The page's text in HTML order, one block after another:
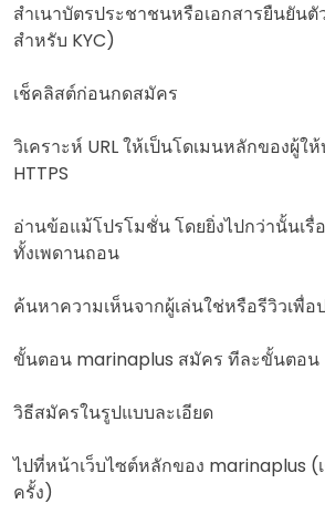
สำเนาบัตรประชาชนหรือเอกสารยืนยันตั
สำหรับ KYC)
เช็คลิสต์ก่อนกดสมัคร
วิเคราะห์ URL ให้เป็นโดเมนหลักของผู้ใ
HTTPS
อ่านข้อแม้โปรโมชั่น โดยยิ่งไปกว่านั้นเรื่
ทั้งเพดานถอน
ค้นหาความเห็นจากผู้เล่นใช่หรือรีวิวเพื่อ
ขั้นตอน marinaplus สมัคร ทีละขั้นตอน
วิธีสมัครในรูปแบบละเอียด
ไปที่หน้าเว็บไซต์หลักของ marinaplus (
ครั้ง)